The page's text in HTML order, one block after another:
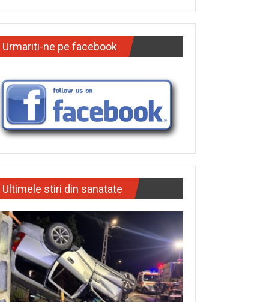
Urmariti-ne pe facebook
Ultimele stiri din sanatate